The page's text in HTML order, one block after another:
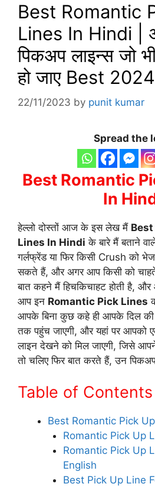
Best Romantic
Lines In Hindi |
पिकअप लाइन्स जो
हो जाए Best 2024
22/11/2023 by punit kumar
Spread the
Best Romantic
In
हेल्लो दोस्तों आज के इस लेख मैं
Lines In Hindi के बारे मैं बताने
गर्लफ्रेंड या फिर किसी Crush को
सकते हैं, और अगर आप किसी को
बात कहने मैं हिचकिचाहट होती है,
आप इन Romantic Pick Lines
आपके बिना कुछ कहे ही आपके दिल की
तक पहुंच जाएगी, और यहां पर आपको
लाइन देखने को मिल जाएगी, जिसे
तो चलिए फिर बात करते हैं, उन
Table of Contents
Best Romantic Pick
Romantic Pick Up
Romantic Pick Up
English
Best Pick Up Line